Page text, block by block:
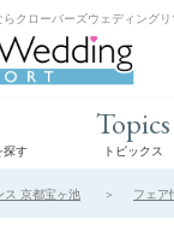
クローバーズウェディングリ
探す
Topics
トピックス
ス 京都宝ヶ池 フェア